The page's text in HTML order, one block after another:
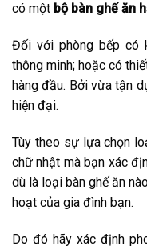
có một bộ bàn ghế ăn
Đối với phòng bếp có
thông minh; hoặc có
hàng đầu. Bởi vừa tận
hiện đại.
Tùy theo sự lựa chọn
chữ nhật mà bạn xác
dù là loại bàn ghế ăn
hoạt của gia đình bạn.
Do đó hãy xác định